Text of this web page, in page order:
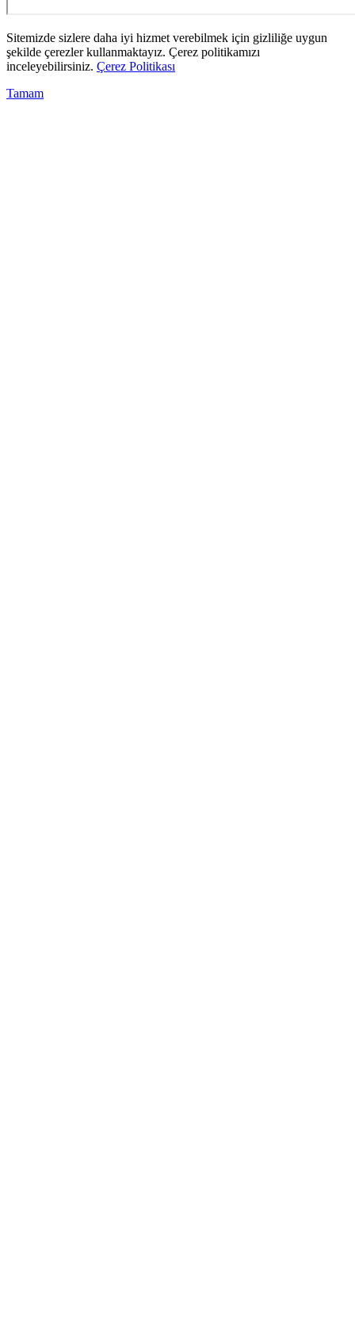
Sitemizde sizlere daha iyi hizmet verebilmek için gizliliğe uygun
şekilde çerezler kullanmaktayız. Çerez politikamızı
inceleyebilirsiniz. Çerez Politikası
Tamam